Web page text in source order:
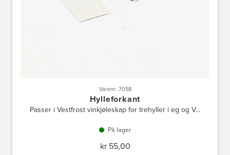
Varenr.: 7058
Hylleforkant
Passer i Vestfrost vinkjøleskap for trehyller i eg og V...
På lager
kr 55,00